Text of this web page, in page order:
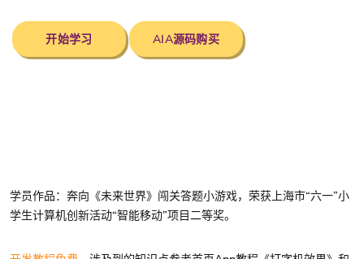
开始学习 AIA源码购买
学员作品：奔向《未来世界》闯关答题小游戏，荣获上海市“六一”小
学生计算机创新活动“智能移动”项目二等奖。